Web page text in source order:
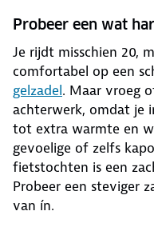
Probeer een wat
Je rijdt misschien 20,
comfortabel op een
gelzadel. Maar vroeg
achterwerk, omdat je
tot extra warmte en
gevoelige of zelfs
fietstochten is een
Probeer een steviger
van ín.